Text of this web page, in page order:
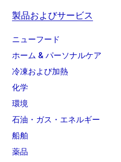
製品およびサービス
ニューフード
ホーム & パーソナルケア
冷凍および加熱
化学
環境
石油・ガス・エネルギー
船舶
薬品